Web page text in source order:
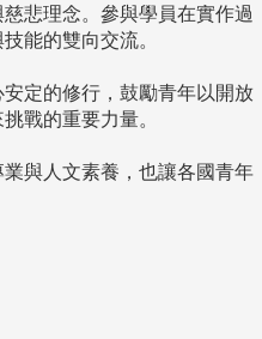
悲理念。參與學員在實作過
能的雙向交流。
定的修行，鼓勵青年以開放
戰的重要力量。
與人文素養，也讓各國青年